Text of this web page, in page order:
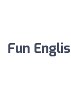
Fun